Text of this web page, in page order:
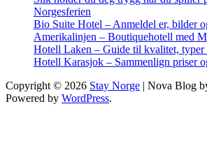
Norgesferien
Bio Suite Hotel – Anmeldel er, bilder
Amerikalinjen – Boutiquehotell med
Hotell Laken – Guide til kvalitet,
Hotell Karasjok – Sammenlign priser
Copyright © 2026 Stay Norge | Nova Blog
Powered by WordPress.